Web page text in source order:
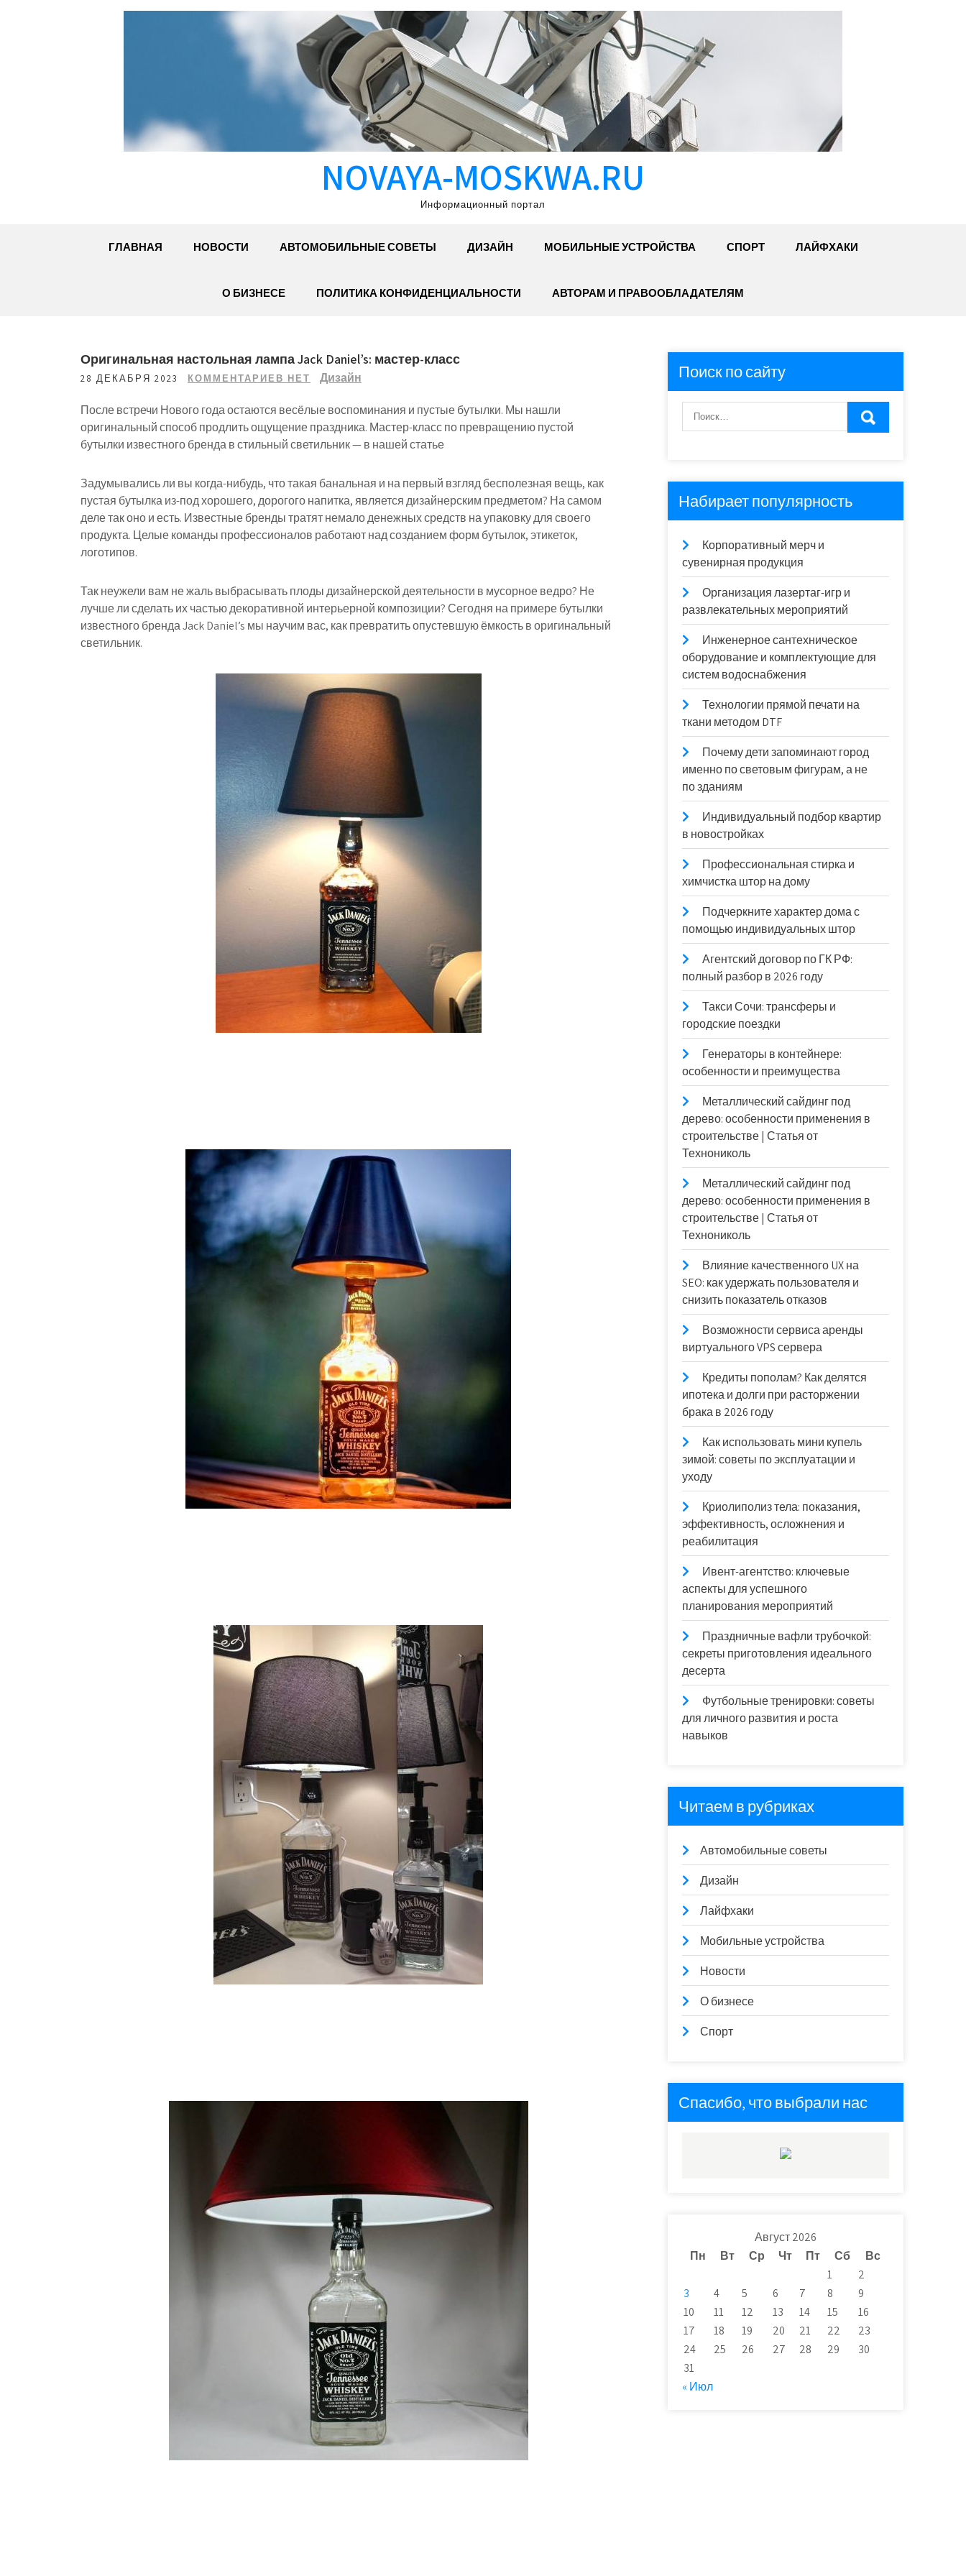
NOVAYA-MOSKWA.RU
Информационный портал
ГЛАВНАЯ НОВОСТИ АВТОМОБИЛЬНЫЕ СОВЕТЫ ДИЗАЙН МОБИЛЬНЫЕ УСТРОЙСТВА СПОРТ ЛАЙФХАКИ
О БИЗНЕСЕ ПОЛИТИКА КОНФИДЕНЦИАЛЬНОСТИ АВТОРАМ И ПРАВООБЛАДАТЕЛЯМ
Оригинальная настольная лампа Jack Daniel’s: мастер-класс
28 ДЕКАБРЯ 2023 КОММЕНТАРИЕВ НЕТ Дизайн
После встречи Нового года остаются весёлые воспоминания и пустые бутылки. Мы нашли
оригинальный способ продлить ощущение праздника. Мастер-класс по превращению пустой
бутылки известного бренда в стильный светильник — в нашей статье
Задумывались ли вы когда-нибудь, что такая банальная и на первый взгляд бесполезная вещь, как
пустая бутылка из-под хорошего, дорогого напитка, является дизайнерским предметом? На самом
деле так оно и есть. Известные бренды тратят немало денежных средств на упаковку для своего
продукта. Целые команды профессионалов работают над созданием форм бутылок, этикеток,
логотипов.
Так неужели вам не жаль выбрасывать плоды дизайнерской деятельности в мусорное ведро? Не
лучше ли сделать их частью декоративной интерьерной композиции? Сегодня на примере бутылки
известного бренда Jack Daniel’s мы научим вас, как превратить опустевшую ёмкость в оригинальный
светильник.
Поиск по сайту
Набирает популярность
Корпоративный мерч и
сувенирная продукция
Организация лазертаг-игр и
развлекательных мероприятий
Инженерное сантехническое
оборудование и комплектующие для
систем водоснабжения
Технологии прямой печати на
ткани методом DTF
Почему дети запоминают город
именно по световым фигурам, а не
по зданиям
Индивидуальный подбор квартир
в новостройках
Профессиональная стирка и
химчистка штор на дому
Подчеркните характер дома с
помощью индивидуальных штор
Агентский договор по ГК РФ:
полный разбор в 2026 году
Такси Сочи: трансферы и
городские поездки
Генераторы в контейнере:
особенности и преимущества
Металлический сайдинг под
дерево: особенности применения в
строительстве | Статья от
Технониколь
Металлический сайдинг под
дерево: особенности применения в
строительстве | Статья от
Технониколь
Влияние качественного UX на
SEO: как удержать пользователя и
снизить показатель отказов
Возможности сервиса аренды
виртуального VPS сервера
Кредиты пополам? Как делятся
ипотека и долги при расторжении
брака в 2026 году
Как использовать мини купель
зимой: советы по эксплуатации и
уходу
Криолиполиз тела: показания,
эффективность, осложнения и
реабилитация
Ивент-агентство: ключевые
аспекты для успешного
планирования мероприятий
Праздничные вафли трубочкой:
секреты приготовления идеального
десерта
Футбольные тренировки: советы
для личного развития и роста
навыков
Читаем в рубриках
Автомобильные советы
Дизайн
Лайфхаки
Мобильные устройства
Новости
О бизнесе
Спорт
Спасибо, что выбрали нас
Август 2026
Пн
Вт Ср Чт Пт Сб
Вс
1
2
3
4 5 6 7 8
9
10
11 12 13 14 15
16
17
18 19 20 21 22
23
24
25 26 27 28 29
30
31
« Июл